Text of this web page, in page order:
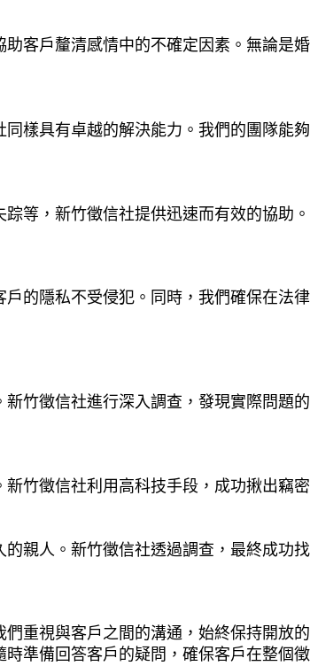
客戶釐清感情中的不確定因素。無論是
樣具有卓越的解決能力。我們的團隊能
等，新竹徵信社提供迅速而有效的協助
的隱私不受侵犯。同時，我們確保在法
竹徵信社進行深入調查，發現實際問題
竹徵信社利用高科技手段，成功揪出竊
親人。新竹徵信社透過調查，最終成功
重視與客戶之間的溝通，始終保持開放
準備回答客戶的疑問，確保客戶在整個